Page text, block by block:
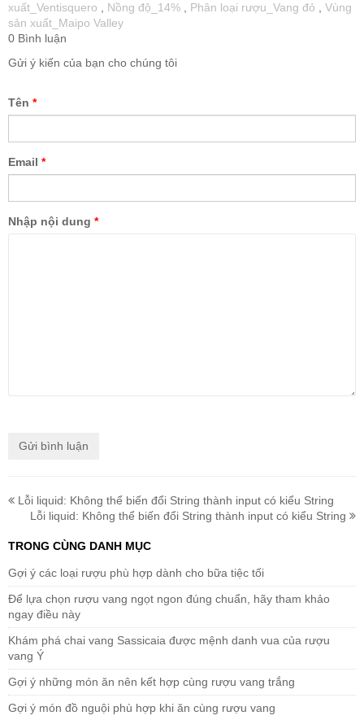
xuất_Ventisquero , Nồng độ_14% , Phân loại rượu_Vang đỏ , Vùng
sản xuất_Maipo Valley
0 Bình luận
Gửi ý kiến của bạn cho chúng tôi
Tên *
Email *
Nhập nội dung *
Lỗi liquid: Không thể biến đổi String thành input có kiểu String
Lỗi liquid: Không thể biến đổi String thành input có kiểu String
TRONG CÙNG DANH MỤC
Gợi ý các loại rượu phù hợp dành cho bữa tiệc tối
Để lựa chọn rượu vang ngọt ngon đúng chuẩn, hãy tham khảo
ngay điều này
Khám phá chai vang Sassicaia được mệnh danh vua của rượu
vang Ý
Gợi ý những món ăn nên kết hợp cùng rượu vang trắng
Gợi ý món đồ nguội phù hợp khi ăn cùng rượu vang